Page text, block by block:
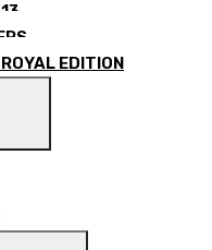
EDITION